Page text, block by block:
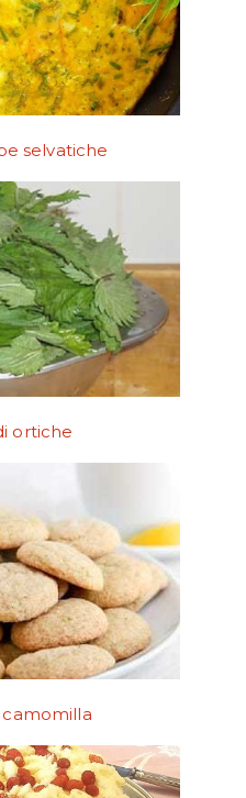
selvatiche
ortiche
camomilla